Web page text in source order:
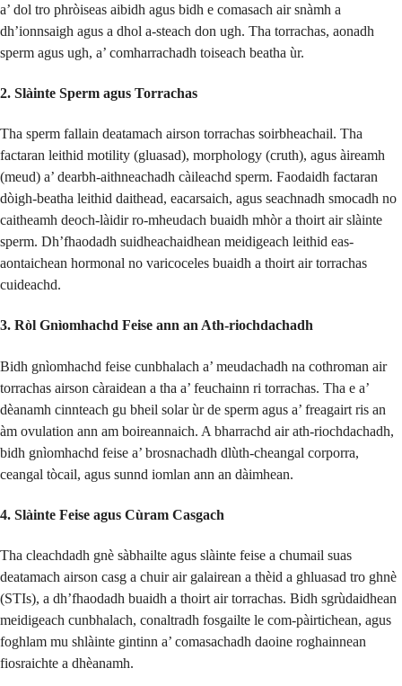
a’ dol tro phròiseas aibidh agus bidh e comasach air snàmh a
dh’ionnsaigh agus a dhol a-steach don ugh. Tha torrachas, aonadh
sperm agus ugh, a’ comharrachadh toiseach beatha ùr.
2. Slàinte Sperm agus Torrachas
Tha sperm fallain deatamach airson torrachas soirbheachail. Tha
factaran leithid motility (gluasad), morphology (cruth), agus àireamh
(meud) a’ dearbh-aithneachadh càileachd sperm. Faodaidh factaran
dòigh-beatha leithid daithead, eacarsaich, agus seachnadh smocadh no
caitheamh deoch-làidir ro-mheudach buaidh mhòr a thoirt air slàinte
sperm. Dh’fhaodadh suidheachaidhean meidigeach leithid eas-
aontaichean hormonal no varicoceles buaidh a thoirt air torrachas
cuideachd.
3. Ròl Gnìomhachd Feise ann an Ath-riochdachadh
Bidh gnìomhachd feise cunbhalach a’ meudachadh na cothroman air
torrachas airson càraidean a tha a’ feuchainn ri torrachas. Tha e a’
dèanamh cinnteach gu bheil solar ùr de sperm agus a’ freagairt ris an
àm ovulation ann am boireannaich. A bharrachd air ath-riochdachadh,
bidh gnìomhachd feise a’ brosnachadh dlùth-cheangal corporra,
ceangal tòcail, agus sunnd iomlan ann an dàimhean.
4. Slàinte Feise agus Cùram Casgach
Tha cleachdadh gnè sàbhailte agus slàinte feise a chumail suas
deatamach airson casg a chuir air galairean a thèid a ghluasad tro ghnè
(STIs), a dh’fhaodadh buaidh a thoirt air torrachas. Bidh sgrùdaidhean
meidigeach cunbhalach, conaltradh fosgailte le com-pàirtichean, agus
foghlam mu shlàinte gintinn a’ comasachadh daoine roghainnean
fiosraichte a dhèanamh.